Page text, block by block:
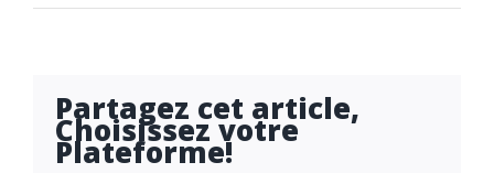
Partagez cet article,
Choisissez votre
Plateforme!